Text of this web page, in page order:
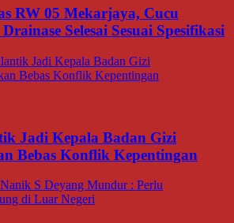
RW 05 Mekarjaya, Cucu
Selesai Sesuai Spesifikasi
Jadi Kepala Badan Gizi
Bebas Konflik Kepentingan